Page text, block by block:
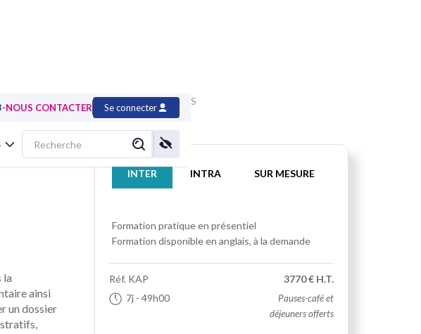
-NOUS CONTACTER Se connecter
certifiant Acheteur public, certification ORSYS
INTER INTRA SUR MESURE
Formation pratique en présentiel
Formation disponible en anglais, à la demande
Réf. KAP
7j - 49h00
3770 € H.T.
Pauses-café et
déjeuners offerts
la
ainsi
un dossier